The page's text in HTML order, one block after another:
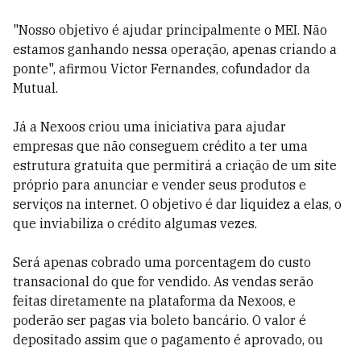
"Nosso objetivo é ajudar principalmente o MEI. Não
estamos ganhando nessa operação, apenas criando a
ponte", afirmou Victor Fernandes, cofundador da
Mutual.
Já a Nexoos criou uma iniciativa para ajudar
empresas que não conseguem crédito a ter uma
estrutura gratuita que permitirá a criação de um site
próprio para anunciar e vender seus produtos e
serviços na internet. O objetivo é dar liquidez a elas, o
que inviabiliza o crédito algumas vezes.
Será apenas cobrado uma porcentagem do custo
transacional do que for vendido. As vendas serão
feitas diretamente na plataforma da Nexoos, e
poderão ser pagas via boleto bancário. O valor é
depositado assim que o pagamento é aprovado, ou